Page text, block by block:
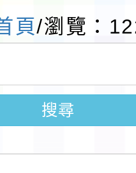
訊傳播委員
空）演習－
計畫」
融知識線上
年度第1學
代課鐘點教
後續甄選)
市115學年
」1份
學年度學生
頁/瀏覽：
搜尋